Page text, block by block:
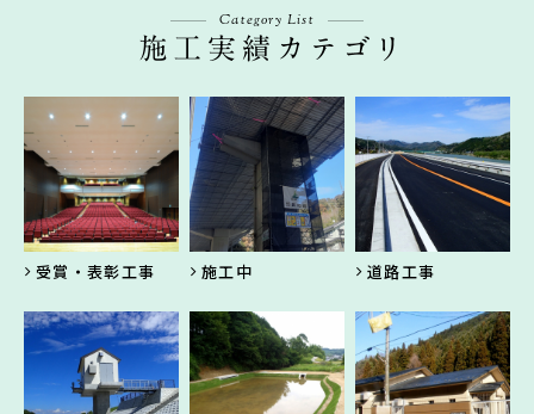
Category List
受賞・表彰工事 施工中 道路工事